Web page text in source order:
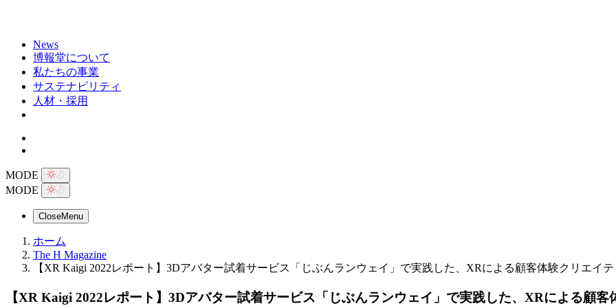
News
博報堂について
私たちの事業
サステナビリティ
人材・採用
MODE
MODE
CloseMenu
ホーム
The H Magazine
【XR Kaigi 2022レポート】3Dアバター試着サービス「じぶんランウェイ」で実践した、XRによる顧客体験クリエイ
【XR Kaigi 2022レポート】3Dアバター試着サービス「じぶんランウェイ」で実践した、XRによる顧客